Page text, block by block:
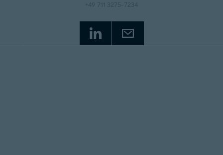
+49 711 3275-7234